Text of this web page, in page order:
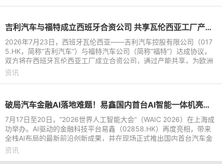
吉利汽车与福特成立西班牙合资公司 共享瓦伦西亚工厂产能进行本地化生产
2026年7月23日，西班牙瓦伦西亚——吉利汽车控股有限公司（017
5.HK，简称“吉利汽车”）与福特汽车公司（简称“福特”）达成协议，
双方将在西班牙瓦伦西亚工厂成立合资公司，通过产能共享，为欧洲
市场打造吉利及福特
资讯
破局汽车金融AI落地难题！易鑫国内首台AI智能一体机亮相WAIC 2026
7月17日至20日，“2026世界人工智能大会”（WAIC 2026）在上海成
功举办。AI驱动的金融科技平台易鑫（02858.HK）再度亮相，带来
全栈AI布局的最新前沿创新成果，并在现场正式推出国内首台汽车金
融AI智能一体机。该一体
资讯